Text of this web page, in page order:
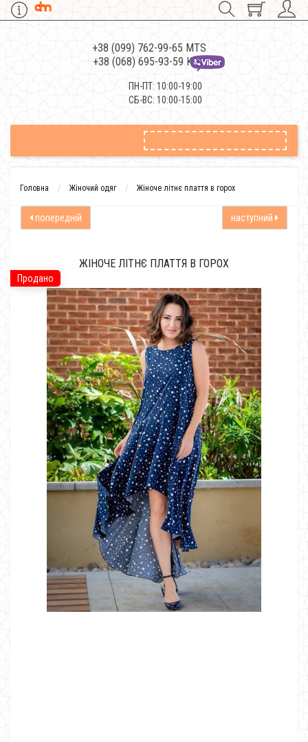
+38 (099) 762-99-65 MTS
+38 (068) 695-93-59 Kievstar
ПН-ПТ: 10:00-19:00
СБ-ВС: 10:00-15:00
Головна Жіночий одяг Жіноче літнє плаття в горох
попередній наступний
Продано
ЖІНОЧЕ ЛІТНЄ ПЛАТТЯ В ГОРОХ